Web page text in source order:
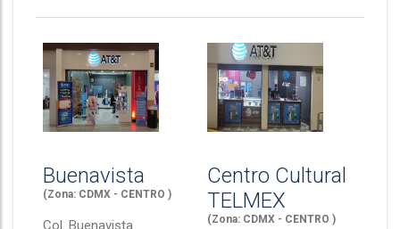
Buenavista
(Zona: CDMX - CENTRO )
Col. Buenavista
Centro Cultural
TELMEX
(Zona: CDMX - CENTRO )